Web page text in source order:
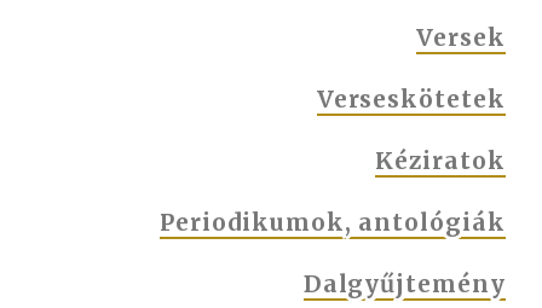
Versek
Verseskötetek
Kéziratok
Periodikumok, antológiák
Dalgyűjtemény